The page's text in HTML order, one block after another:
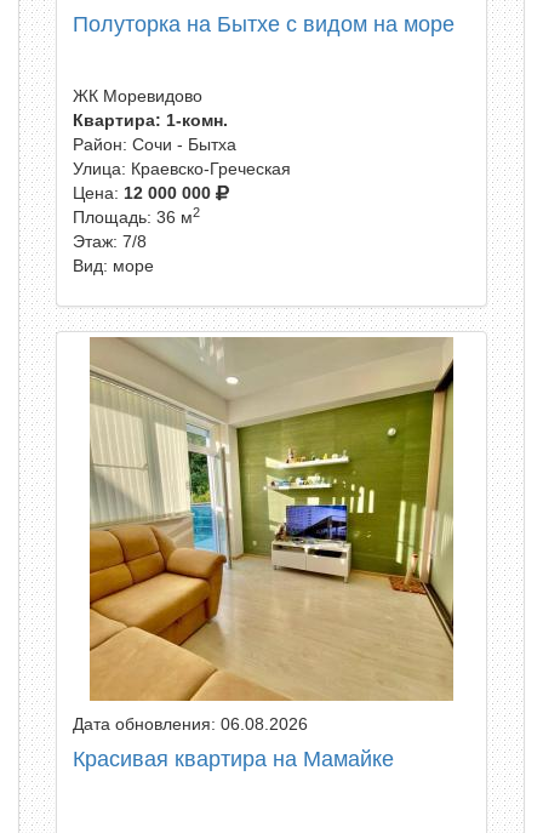
Полуторка на Бытхе с видом на море
ЖК Моревидово
Квартира: 1-комн.
Район: Сочи - Бытха
Улица: Краевско-Греческая
Цена: 12 000 000
Площадь: 36 м2
Этаж: 7/8
Вид: море
Дата обновления: 06.08.2026
Красивая квартира на Мамайке